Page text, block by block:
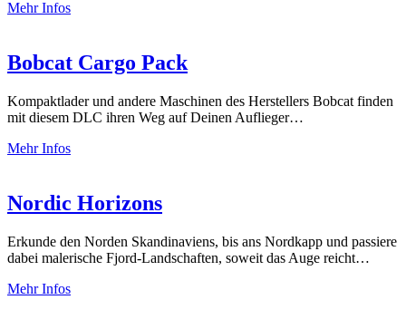
Mehr Infos
Bobcat Cargo Pack
Kompaktlader und andere Maschinen des Herstellers Bobcat finden
mit diesem DLC ihren Weg auf Deinen Auflieger…
Mehr Infos
Nordic Horizons
Erkunde den Norden Skandinaviens, bis ans Nordkapp und passiere
dabei malerische Fjord-Landschaften, soweit das Auge reicht…
Mehr Infos